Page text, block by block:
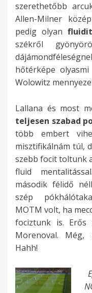
szerethetőbb
Allen-Milner
pedig olyan
székről
hőtérképe
Wolowitz
Lallana és most
teljesen szabad
több embert
misztifikálnám túl,
szebb focit toltunk
fluid
második félidő
szép
MOTM volt, ha
fociztunk is. Erős
Morenoval.
Hahh!